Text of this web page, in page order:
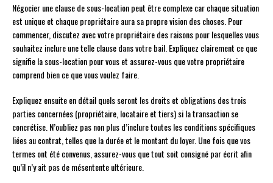
Négocier une clause de sous-location peut être complexe car chaque situation
est unique et chaque propriétaire aura sa propre vision des choses. Pour
commencer, discutez avec votre propriétaire des raisons pour lesquelles vous
souhaitez inclure une telle clause dans votre bail. Expliquez clairement ce que
signifie la sous-location pour vous et assurez-vous que votre propriétaire
comprend bien ce que vous voulez faire.
Expliquez ensuite en détail quels seront les droits et obligations des trois
parties concernées (propriétaire, locataire et tiers) si la transaction se
concrétise. N’oubliez pas non plus d’inclure toutes les conditions spécifiques
liées au contrat, telles que la durée et le montant du loyer. Une fois que vos
termes ont été convenus, assurez-vous que tout soit consigné par écrit afin
qu’il n’y ait pas de mésentente ultérieure.